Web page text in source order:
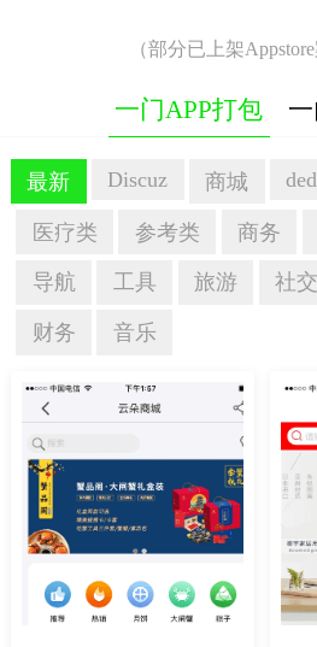
（部分已上架
一门APP打包
最新 Discuz 商城
医疗类 参考类 商务
导航 工具 旅游 社交
财务 音乐